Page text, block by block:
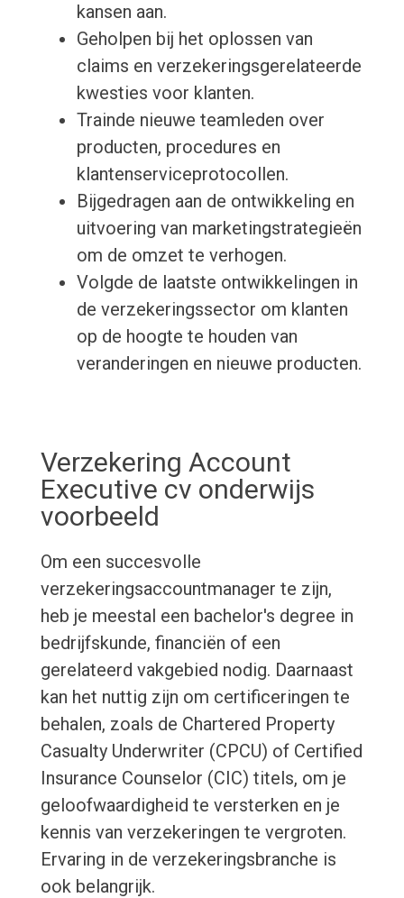
kansen aan.
Geholpen bij het oplossen van
claims en verzekeringsgerelateerde
kwesties voor klanten.
Trainde nieuwe teamleden over
producten, procedures en
klantenserviceprotocollen.
Bijgedragen aan de ontwikkeling en
uitvoering van marketingstrategieën
om de omzet te verhogen.
Volgde de laatste ontwikkelingen in
de verzekeringssector om klanten
op de hoogte te houden van
veranderingen en nieuwe producten.
Verzekering Account
Executive cv onderwijs
voorbeeld
Om een succesvolle
verzekeringsaccountmanager te zijn,
heb je meestal een bachelor's degree in
bedrijfskunde, financiën of een
gerelateerd vakgebied nodig. Daarnaast
kan het nuttig zijn om certificeringen te
behalen, zoals de Chartered Property
Casualty Underwriter (CPCU) of Certified
Insurance Counselor (CIC) titels, om je
geloofwaardigheid te versterken en je
kennis van verzekeringen te vergroten.
Ervaring in de verzekeringsbranche is
ook belangrijk.